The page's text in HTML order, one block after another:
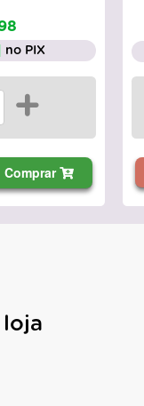
no PIX
+
Comprar
loja